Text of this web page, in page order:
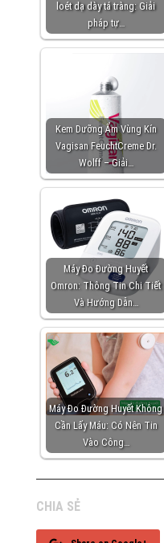
loét dạ dày tá tràng: Giải
pháp tự…
Kem Dưỡng Ẩm Vùng Kín
Vagisan FeuchtCreme Dr.
Wolff – Giải…
Máy Đo Đường Huyết
Omron: Thông Tin Chi Tiết
Và Hướng Dẫn…
Máy Đo Đường Huyết Không
Cần Lấy Máu: Có Nên Tin
Vào Công…
CHIA SẺ